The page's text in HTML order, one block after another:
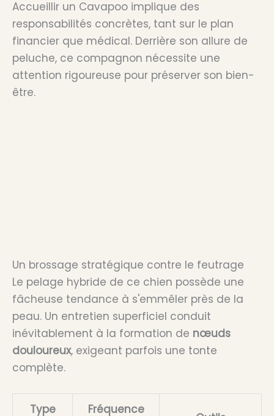
Accueillir un Cavapoo implique des
responsabilités concrètes, tant sur le plan
financier que médical. Derrière son allure de
peluche, ce compagnon nécessite une
attention rigoureuse pour préserver son bien-
être.
Un brossage stratégique contre le feutrage
Le pelage hybride de ce chien possède une
fâcheuse tendance à s'emmêler près de la
peau. Un entretien superficiel conduit
inévitablement à la formation de nœuds
douloureux, exigeant parfois une tonte
complète.
Type
Fréquence